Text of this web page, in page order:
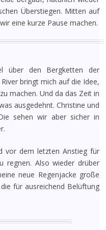
Überstiegen. Mitten auf
eine kurze Pause machen.
über den Bergketten der
bringt mich auf die Idee,
machen. Und da das Zeit in
ausgedehnt. Christine und
sehen wir aber sicher in
vor dem letzten Anstieg für
regnen. Also wieder drüber
neue Regenjacke große
für ausreichend Belüftung